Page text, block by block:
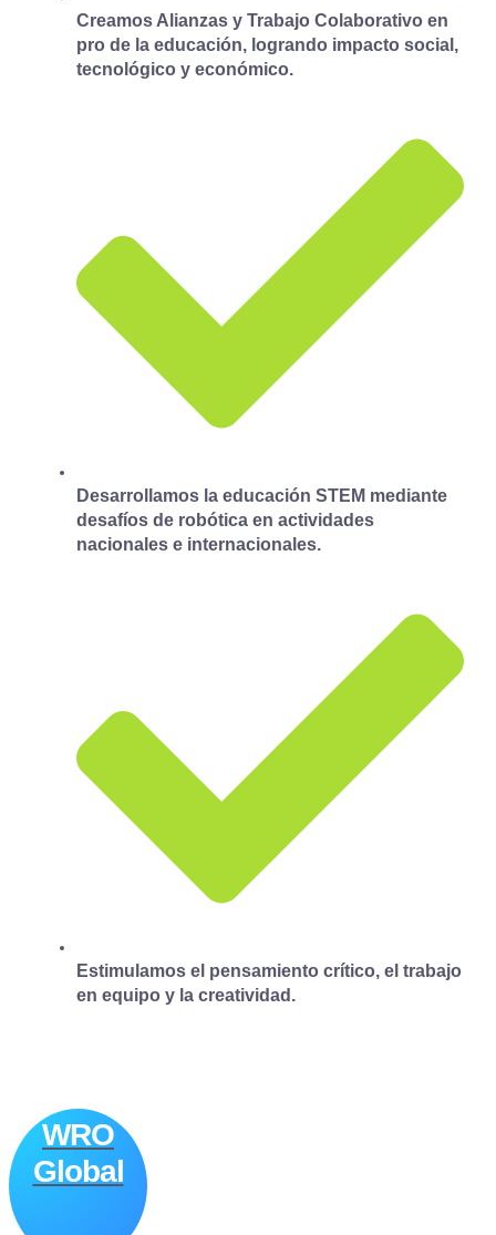
Creamos Alianzas y Trabajo Colaborativo en
pro de la educación, logrando impacto social,
tecnológico y económico.
Desarrollamos la educación STEM mediante
desafíos de robótica en actividades
nacionales e internacionales.
Estimulamos el pensamiento crítico, el trabajo
en equipo y la creatividad.
WRO
Global